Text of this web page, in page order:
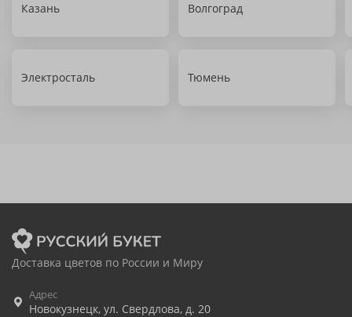
Казань Волгоград
Электросталь Тюмень
Доставка цветов по России и Миру
Адрес
Новокузнецк, ул. Свердлова, д. 20